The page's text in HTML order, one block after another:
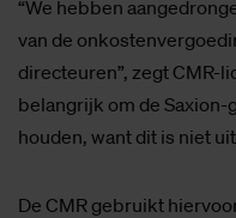
“We hebben
van de
directeuren”, zegt CMR-
belangrijk om de
houden, want dit is niet
De CMR gebruikt